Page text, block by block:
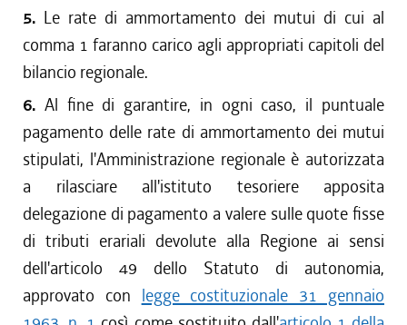
5. Le rate di ammortamento dei mutui di cui al
comma 1 faranno carico agli appropriati capitoli del
bilancio regionale.
6. Al fine di garantire, in ogni caso, il puntuale
pagamento delle rate di ammortamento dei mutui
stipulati, l'Amministrazione regionale è autorizzata
a rilasciare all'istituto tesoriere apposita
delegazione di pagamento a valere sulle quote fisse
di tributi erariali devolute alla Regione ai sensi
dell'articolo 49 dello Statuto di autonomia,
approvato con legge costituzionale 31 gennaio